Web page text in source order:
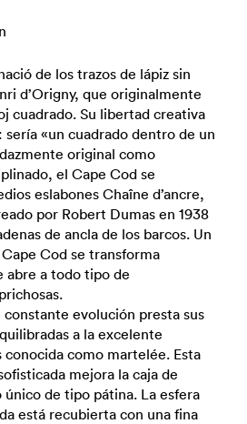
de los trazos de lápiz sin
d’Origny, que originalmente
cuadrado. Su libertad creativa
«un cuadrado dentro de un
original como
el Cape Cod se
eslabones Chaîne d’ancre,
por Robert Dumas en 1938
de ancla de los barcos. Un
Cod se transforma
abre a todo tipo de
constante evolución presta sus
a la excelente
conocida como martelée. Esta
mejora la caja de
de tipo pátina. La esfera
está recubierta con una fina